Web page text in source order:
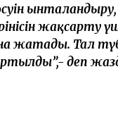
ынталандыру,
жақсарту
жатады. Тал
деп